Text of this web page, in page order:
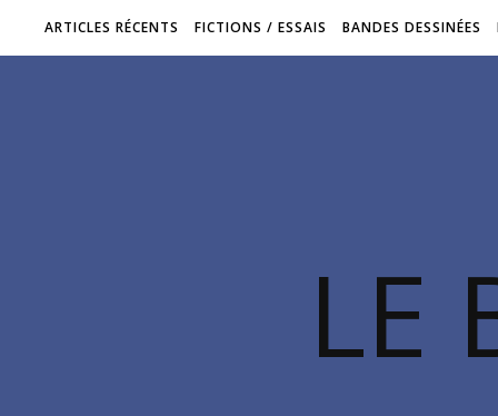
ARTICLES RÉCENTS FICTIONS / ESSAIS BANDES DESSINÉES
LE